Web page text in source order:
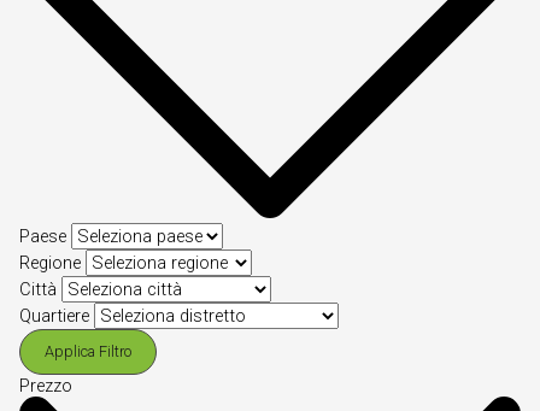
Paese
Regione
Città
Quartiere
Applica Filtro
Prezzo